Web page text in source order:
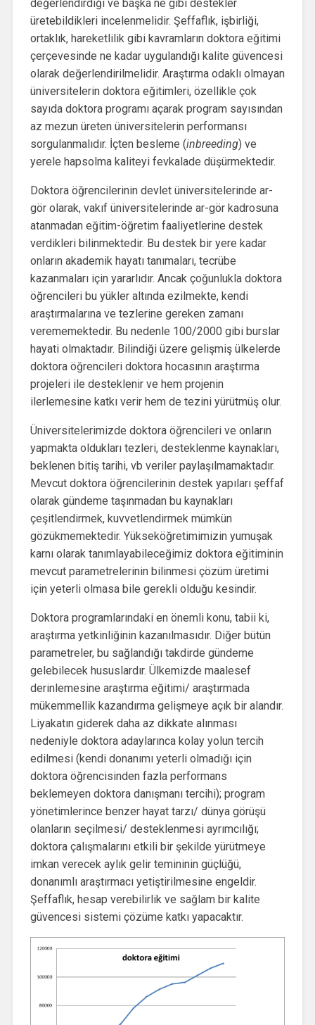
değerlendirdiği ve başka ne gibi destekler
üretebildikleri incelenmelidir. Şeffaflık, işbirliği,
ortaklık, hareketlilik gibi kavramların doktora eğitimi
çerçevesinde ne kadar uygulandığı kalite güvencesi
olarak değerlendirilmelidir. Araştırma odaklı olmayan
üniversitelerin doktora eğitimleri, özellikle çok
sayıda doktora programı açarak program sayısından
az mezun üreten üniversitelerin performansı
sorgulanmalıdır. İçten besleme (inbreeding) ve
yerele hapsolma kaliteyi fevkalade düşürmektedir.
Doktora öğrencilerinin devlet üniversitelerinde ar-
gör olarak, vakıf üniversitelerinde ar-gör kadrosuna
atanmadan eğitim-öğretim faaliyetlerine destek
verdikleri bilinmektedir. Bu destek bir yere kadar
onların akademik hayatı tanımaları, tecrübe
kazanmaları için yararlıdır. Ancak çoğunlukla doktora
öğrencileri bu yükler altında ezilmekte, kendi
araştırmalarına ve tezlerine gereken zamanı
verememektedir. Bu nedenle 100/2000 gibi burslar
hayati olmaktadır. Bilindiği üzere gelişmiş ülkelerde
doktora öğrencileri doktora hocasının araştırma
projeleri ile desteklenir ve hem projenin
ilerlemesine katkı verir hem de tezini yürütmüş olur.
Üniversitelerimizde doktora öğrencileri ve onların
yapmakta oldukları tezleri, desteklenme kaynakları,
beklenen bitiş tarihi, vb veriler paylaşılmamaktadır.
Mevcut doktora öğrencilerinin destek yapıları şeffaf
olarak gündeme taşınmadan bu kaynakları
çeşitlendirmek, kuvvetlendirmek mümkün
gözükmemektedir. Yükseköğretimimizin yumuşak
karnı olarak tanımlayabileceğimiz doktora eğitiminin
mevcut parametrelerinin bilinmesi çözüm üretimi
için yeterli olmasa bile gerekli olduğu kesindir.
Doktora programlarındaki en önemli konu, tabii ki,
araştırma yetkinliğinin kazanılmasıdır. Diğer bütün
parametreler, bu sağlandığı takdirde gündeme
gelebilecek hususlardır. Ülkemizde maalesef
derinlemesine araştırma eğitimi/ araştırmada
mükemmellik kazandırma gelişmeye açık bir alandır.
Liyakatın giderek daha az dikkate alınması
nedeniyle doktora adaylarınca kolay yolun tercih
edilmesi (kendi donanımı yeterli olmadığı için
doktora öğrencisinden fazla performans
beklemeyen doktora danışmanı tercihi); program
yönetimlerince benzer hayat tarzı/ dünya görüşü
olanların seçilmesi/ desteklenmesi ayrımcılığı;
doktora çalışmalarını etkili bir şekilde yürütmeye
imkan verecek aylık gelir temininin güçlüğü,
donanımlı araştırmacı yetiştirilmesine engeldir.
Şeffaflık, hesap verebilirlik ve sağlam bir kalite
güvencesi sistemi çözüme katkı yapacaktır.